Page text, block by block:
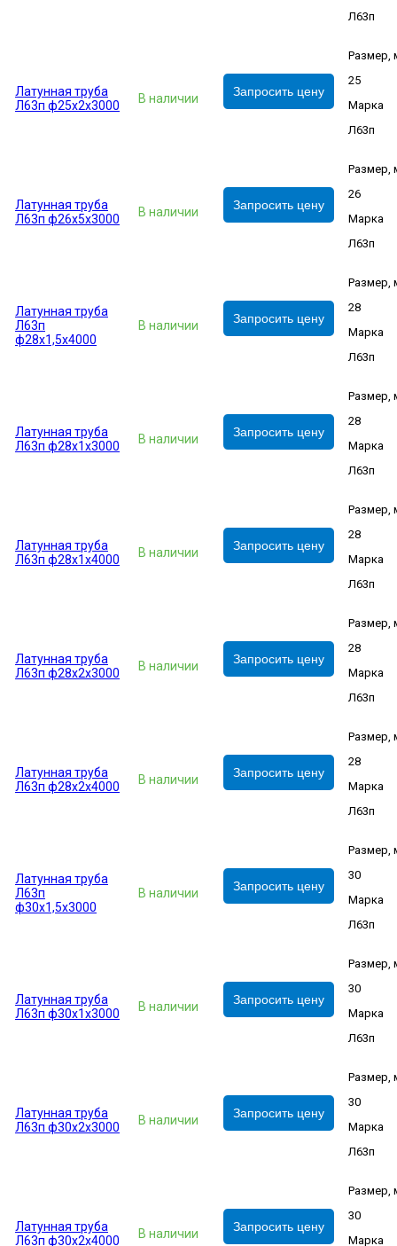
Л63п
Латунная труба
Л63п ф25х2х3000
В наличии Запросить цену
Размер,
25
Марка
Л63п
Латунная труба
Л63п ф26х5х3000
В наличии Запросить цену
Размер,
26
Марка
Л63п
Латунная труба
Л63п
ф28х1,5х4000
В наличии Запросить цену
Размер,
28
Марка
Л63п
Латунная труба
Л63п ф28х1х3000
В наличии Запросить цену
Размер,
28
Марка
Л63п
Латунная труба
Л63п ф28х1х4000
В наличии Запросить цену
Размер,
28
Марка
Л63п
Латунная труба
Л63п ф28х2х3000
В наличии Запросить цену
Размер,
28
Марка
Л63п
Латунная труба
Л63п ф28х2х4000
В наличии Запросить цену
Размер,
28
Марка
Л63п
Латунная труба
Л63п
ф30х1,5х3000
В наличии Запросить цену
Размер,
30
Марка
Л63п
Латунная труба
Л63п ф30х1х3000
В наличии Запросить цену
Размер,
30
Марка
Л63п
Латунная труба
Л63п ф30х2х3000
В наличии Запросить цену
Размер,
30
Марка
Л63п
Латунная труба
Л63п ф30х2х4000
В наличии Запросить цену
Размер,
30
Марка